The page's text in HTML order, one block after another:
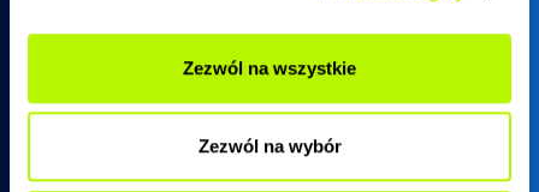
Zezwól na wszystkie
Zezwól na wybór
Biuro sprzedaży SkyRes
ul. Warszawska 18
(biurowiec SkyRes, piętro 12)